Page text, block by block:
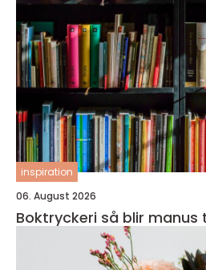
inspiration
06. August 2026
Boktryckeri så blir